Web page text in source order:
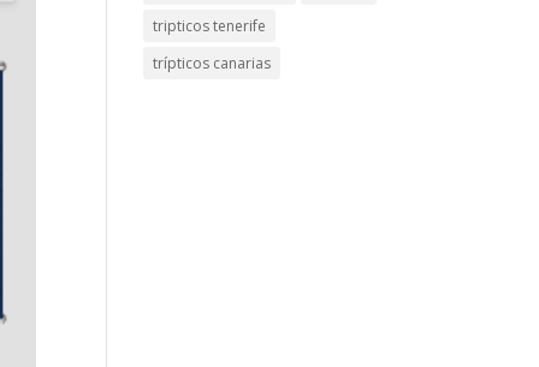
tripticos tenerife
trípticos canarias